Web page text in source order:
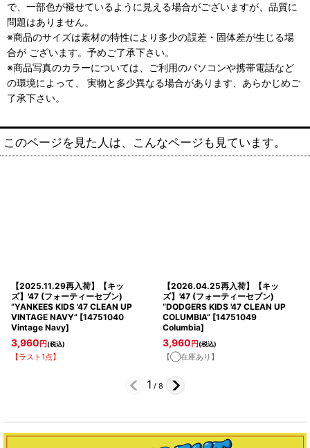
で、一部色が褪せているように見える場合がございますが、品質に
問題はありません。
※商品のサイズは素材の特性により多少の誤差・固体差が生じる場
合が ございます。予めご了承下さい。
※商品写真のカラーについては、ご利用のパソコンや携帯電話など
の環境によって、 実物と多少異なる場合があります、あらかじめご
了承下さい。
このページを見た人は、こんなページも見ています。
【2025.11.29再入荷】【キッ
ズ】'47 (フォーティーセブン)
“YANKEES KIDS '47 CLEAN UP
VINTAGE NAVY” [14751040
Vintage Navy]
3,960 円(税込)
【ラスト1点】
【2026.04.25再入荷】【キッ
ズ】'47 (フォーティーセブン)
“DODGERS KIDS '47 CLEAN UP
COLUMBIA” [14751049
Columbia]
3,960 円(税込)
【◯在庫あり】
1 / 8